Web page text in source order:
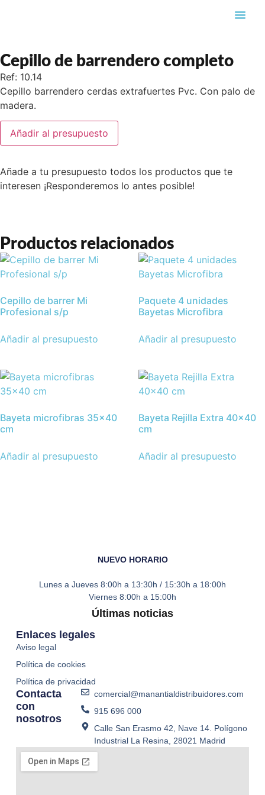
Cepillo de barrendero completo
Ref: 10.14
Cepillo barrendero cerdas extrafuertes Pvc. Con palo de
madera.
Añadir al presupuesto
Añade a tu presupuesto todos los productos que te
interesen ¡Responderemos lo antes posible!
Productos relacionados
Cepillo de barrer Mi
Profesional s/p
Añadir al presupuesto
Paquete 4 unidades
Bayetas Microfibra
Añadir al presupuesto
Bayeta microfibras 35×40
cm
Añadir al presupuesto
Bayeta Rejilla Extra 40×40
cm
Añadir al presupuesto
NUEVO HORARIO
Lunes a Jueves 8:00h a 13:30h / 15:30h a 18:00h
Viernes 8:00h a 15:00h
Últimas noticias
Enlaces legales
Aviso legal
Política de cookies
Política de privacidad
Contacta
con
nosotros
comercial@manantialdistribuidores.com
915 696 000
Calle San Erasmo 42, Nave 14. Polígono
Industrial La Resina, 28021 Madrid